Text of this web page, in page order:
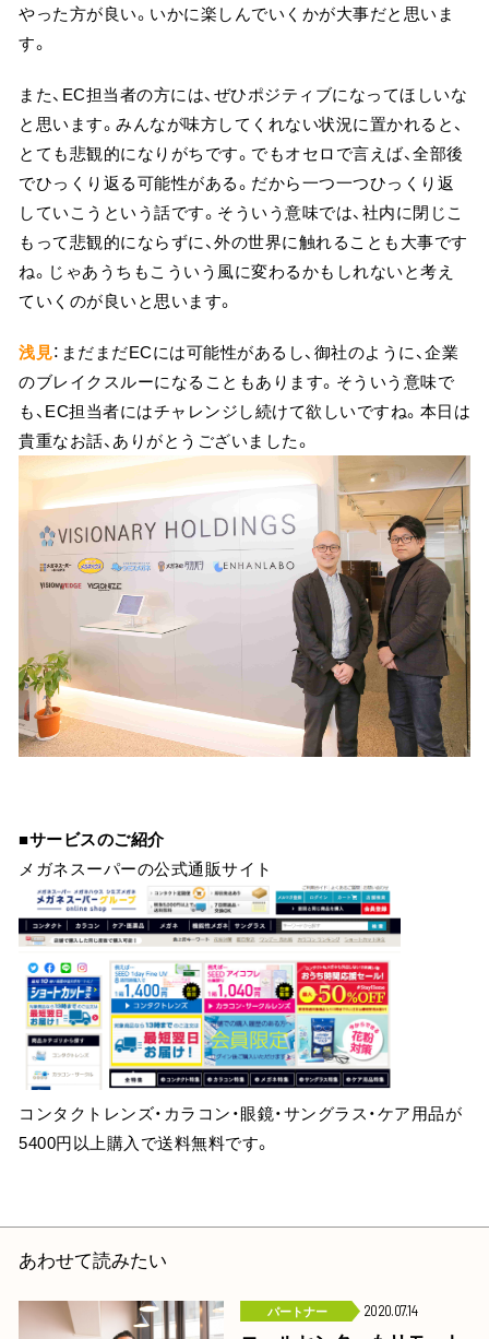
やった方が良い。いかに楽しんでいくかが大事だと思いま
す。
また、EC担当者の方には、ぜひポジティブになってほしいな
と思います。みんなが味方してくれない状況に置かれると、
とても悲観的になりがちです。でもオセロで言えば、全部後
でひっくり返る可能性がある。だから一つ一つひっくり返
していこうという話です。そういう意味では、社内に閉じこ
もって悲観的にならずに、外の世界に触れることも大事です
ね。じゃあうちもこういう風に変わるかもしれないと考え
ていくのが良いと思います。
浅見：まだまだECには可能性があるし、御社のように、企業
のブレイクスルーになることもあります。そういう意味で
も、EC担当者にはチャレンジし続けて欲しいですね。本日は
貴重なお話、ありがとうございました。
■サービスのご紹介
メガネスーパーの公式通販サイト
コンタクトレンズ・カラコン・眼鏡・サングラス・ケア用品が
5400円以上購入で送料無料です。
あわせて読みたい
パートナー 2020.07.14